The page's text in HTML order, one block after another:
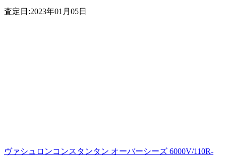
査定日:2023年01月05日
ヴァシュロンコンスタンタン オーバーシーズ 6000V/110R-